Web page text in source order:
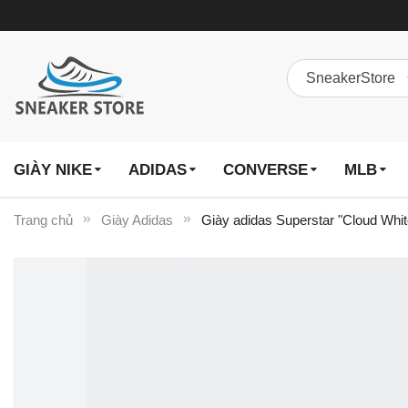
GIÀY NIKE ADIDAS CONVERSE MLB
Trang chủ Giày Adidas Giày adidas Superstar "Cloud